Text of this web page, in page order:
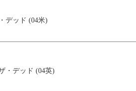
デッド (04米)
・デッド (04英)